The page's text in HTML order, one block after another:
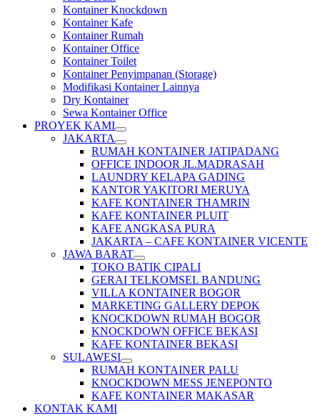
Kontainer Knockdown
Kontainer Kafe
Kontainer Rumah
Kontainer Office
Kontainer Toilet
Kontainer Penyimpanan (Storage)
Modifikasi Kontainer Lainnya
Dry Kontainer
Sewa Kontainer Office
PROYEK KAMI
JAKARTA
RUMAH KONTAINER JATIPADANG
OFFICE INDOOR JL.MADRASAH
LAUNDRY KELAPA GADING
KANTOR YAKITORI MERUYA
KAFE KONTAINER THAMRIN
KAFE KONTAINER PLUIT
KAFE ANGKASA PURA
JAKARTA – CAFE KONTAINER VICENTE
JAWA BARAT
TOKO BATIK CIPALI
GERAI TELKOMSEL BANDUNG
VILLA KONTAINER BOGOR
MARKETING GALLERY DEPOK
KNOCKDOWN RUMAH BOGOR
KNOCKDOWN OFFICE BEKASI
KAFE KONTAINER BEKASI
SULAWESI
RUMAH KONTAINER PALU
KNOCKDOWN MESS JENEPONTO
KAFE KONTAINER MAKASAR
KONTAK KAMI